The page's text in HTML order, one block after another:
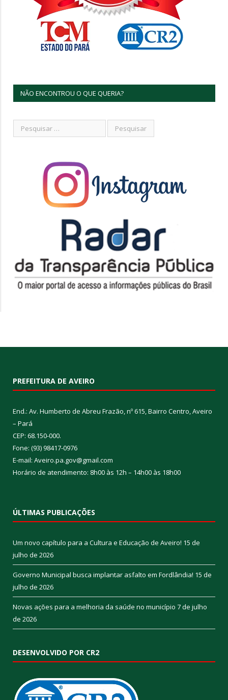
NÃO ENCONTROU O QUE QUERIA?
PREFEITURA DE AVEIRO
End.: Av. Humberto de Abreu Frazão, nº 615, Bairro Centro, Aveiro
– Pará
CEP: 68.150-000.
Fone: (93) 98417-0976
E-mail: Aveiro.pa.gov@gmail.com
Horário de atendimento: 8h00 às 12h – 14h00 às 18h00
ÚLTIMAS PUBLICAÇÕES
Um novo capítulo para a Cultura e Educação de Aveiro! 15 de
julho de 2026
Governo Municipal busca implantar asfalto em Fordlândia! 15 de
julho de 2026
Novas ações para a melhoria da saúde no município 7 de julho
de 2026
DESENVOLVIDO POR CR2